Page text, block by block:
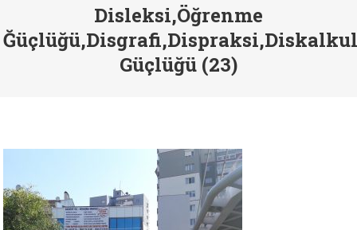
Disleksi,öğrenme
Güçlüğü (23)